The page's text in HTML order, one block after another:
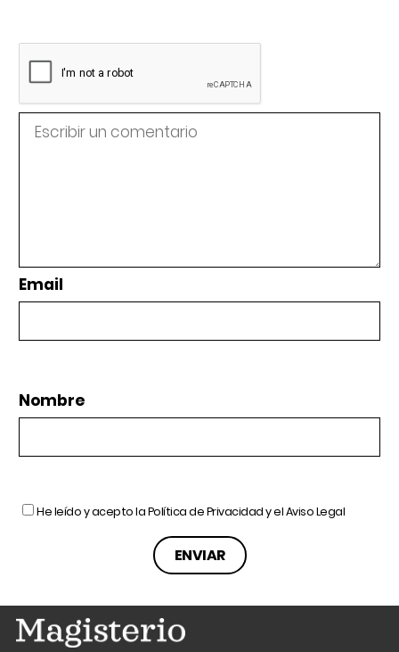
Email
Nombre
He leído y acepto laPolítica de Privacidady elAviso Legal